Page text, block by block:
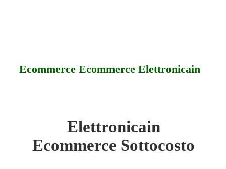
Ecommerce Ecommerce Elettronicain
- Sottocosto
Elettronicain
Ecommerce Sottocosto